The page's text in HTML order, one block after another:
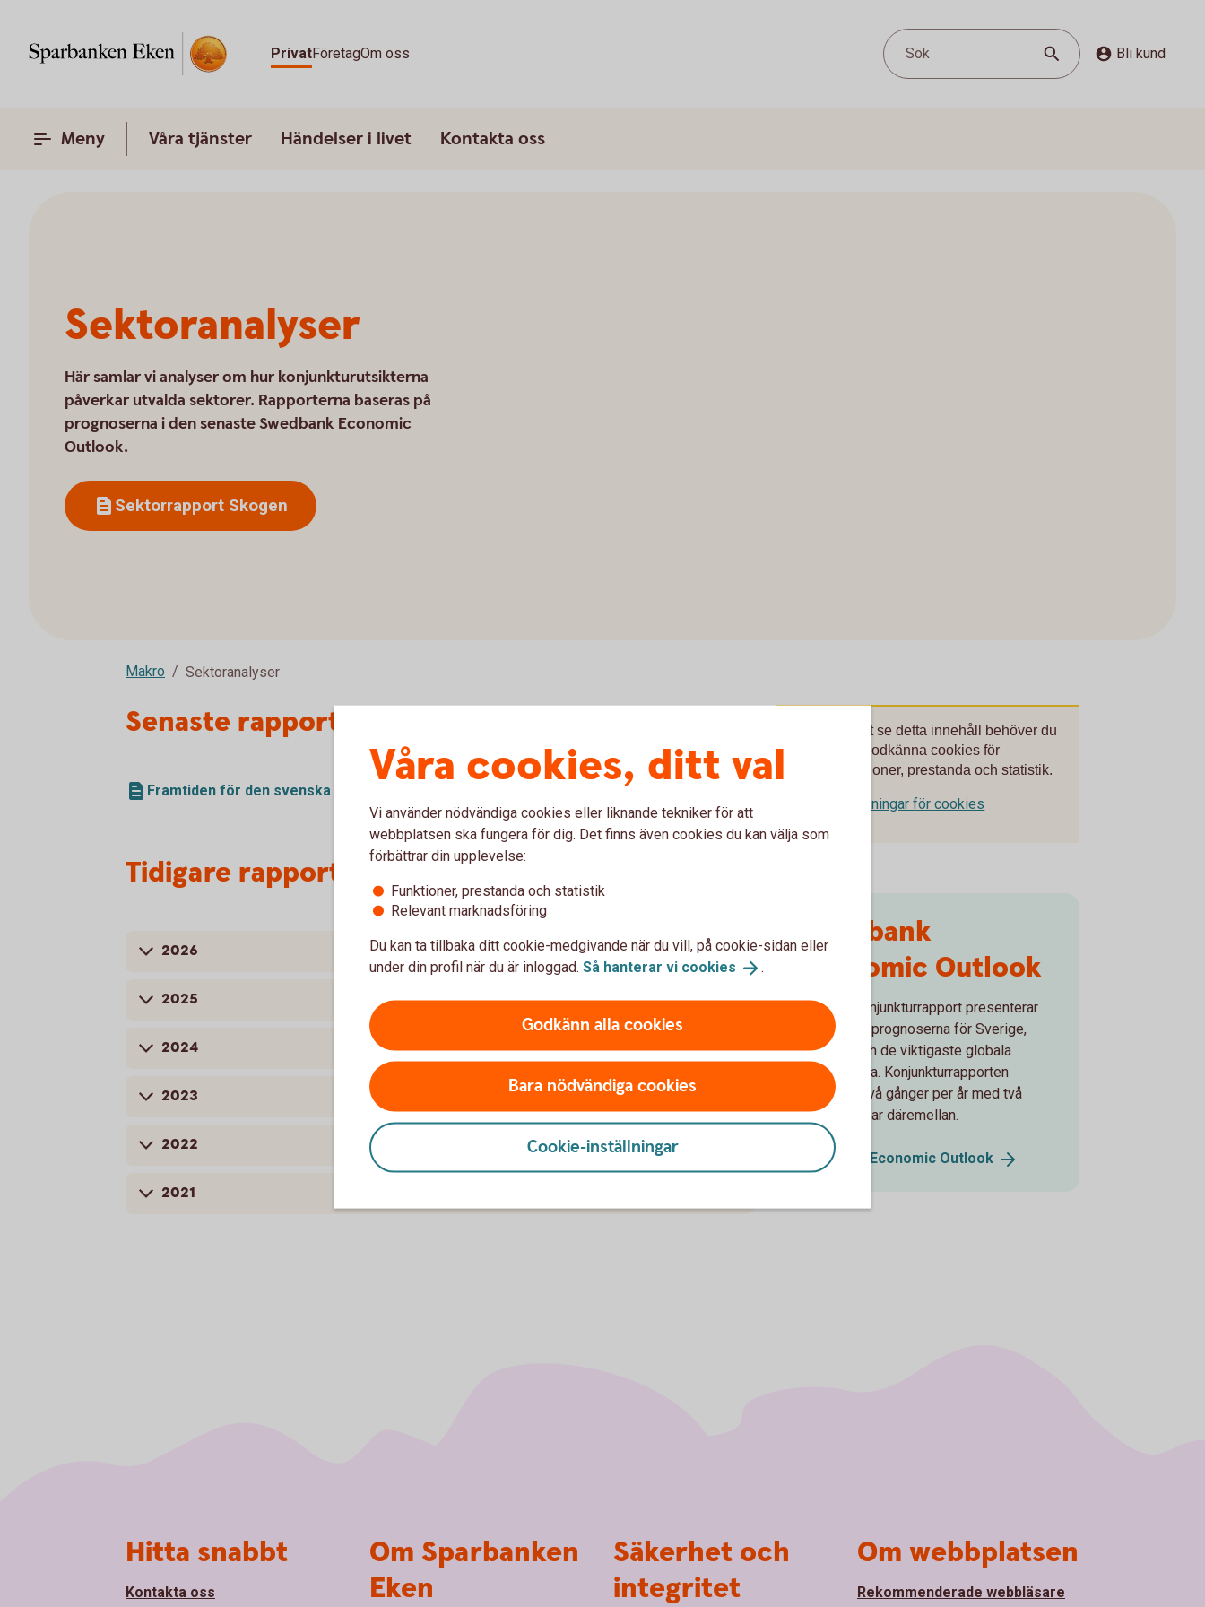
PrivatFöretagOm oss Sök Bli kund
Meny Våra tjänster Händelser i livet Kontakta oss
Sektoranalyser
Här samlar vi analyser om hur konjunkturutsikterna
påverkar utvalda sektorer. Rapporterna baseras på
prognoserna i den senaste Swedbank Economic
Outlook.
Sektorrapport Skogen
Makro Sektoranalyser
Senaste rapporten
Framtiden för den svenska skogen (pdf)
Tidigare rapporter
2026
2025
2024
2023
2022
2021
För att se detta innehåll behöver du
först godkänna cookies för
Funktioner, prestanda och statistik.
Inställningar för cookies
Swedbank
Economic Outlook
Bankens konjunkturrapport presenterar
de senaste prognoserna för Sverige,
Baltikum och de viktigaste globala
ekonomierna. Konjunkturrapporten
utkommer två gånger per år med två
uppdateringar däremellan.
Swedbank Economic Outlook
Våra cookies, ditt val
Vi använder nödvändiga cookies eller liknande tekniker för att
webbplatsen ska fungera för dig. Det finns även cookies du kan välja som
förbättrar din upplevelse:
Funktioner, prestanda och statistik
Relevant marknadsföring
Du kan ta tillbaka ditt cookie-medgivande när du vill, på cookie-sidan eller
under din profil när du är inloggad. Så hanterar vi cookies .
Godkänn alla cookies
Bara nödvändiga cookies
Cookie-inställningar
Hitta snabbt
Kontakta oss
Om Sparbanken
Eken
Säkerhet och
integritet
Om webbplatsen
Rekommenderade webbläsare